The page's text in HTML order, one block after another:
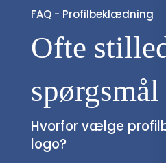
FAQ - Profilbeklædning
Ofte
spørgsmål
Hvorfor vælge
logo?